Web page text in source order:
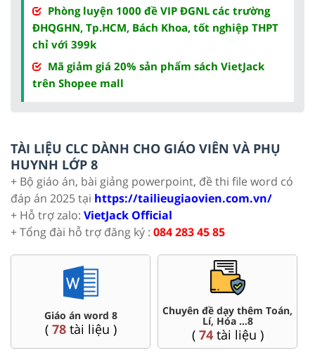
Phòng luyện 1000 đề VIP ĐGNL các trường
ĐHQGHN, Tp.HCM, Bách Khoa, tốt nghiệp THPT
chỉ với 399k
Mã giảm giá 20% sản phẩm sách VietJack
trên Shopee mall
TÀI LIỆU CLC DÀNH CHO GIÁO VIÊN VÀ PHỤ
HUYNH LỚP 8
+ Bộ giáo án, bài giảng powerpoint, đề thi file word có
đáp án 2025 tại https://tailieugiaovien.com.vn/
+ Hỗ trợ zalo: VietJack Official
+ Tổng đài hỗ trợ đăng ký : 084 283 45 85
Đề thi HSG 8
(5tài liệu )
Trắc nghiệm đúng sai 8
(12 tài liệu )